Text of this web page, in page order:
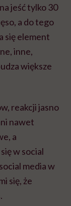
a
w social
media w
się, że
to jakie one
któremu się
opartych
wraca się
że są